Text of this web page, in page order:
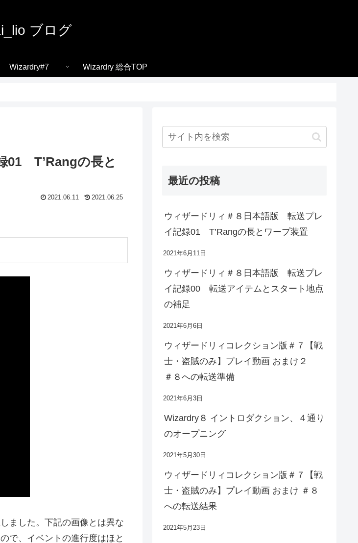
ブログ
Wizardry#7 Wizardry 総合TOP
01 T’Rangの長と
2021.06.11 2021.06.25
ました。下記の画像とは異な
で、イベントの進行度はほと
最近の投稿
ウィザードリィ＃８日本語版 転送プレ
イ記録01 T’Rangの長とワープ装置
2021年6月11日
ウィザードリィ＃８日本語版 転送プレ
イ記録00 転送アイテムとスタート地点
の補足
2021年6月6日
ウィザードリィコレクション版＃７【戦
士・盗賊のみ】プレイ動画 おまけ２
＃８への転送準備
2021年6月3日
Wizardry８ イントロダクション、４通り
のオープニング
2021年5月30日
ウィザードリィコレクション版＃７【戦
士・盗賊のみ】プレイ動画 おまけ ＃８
への転送結果
2021年5月23日